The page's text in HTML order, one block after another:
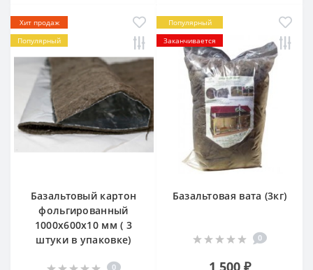
Хит продаж
Популярный
Базальтовый картон
фольгированный
1000х600х10 мм ( 3
штуки в упаковке)
0
Популярный
Заканчивается
Базальтовая вата (3кг)
0
1 500 ₽